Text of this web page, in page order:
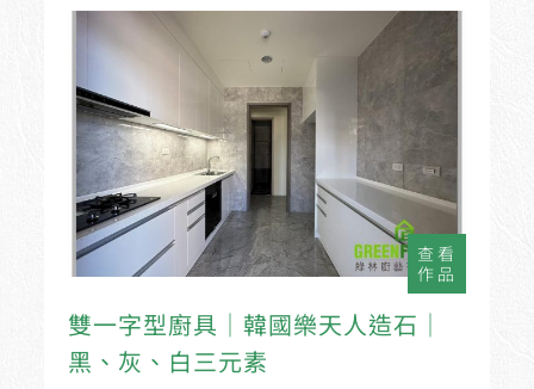
查看
作品
雙一字型廚具│韓國樂天人造石│
黑、灰、白三元素